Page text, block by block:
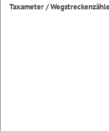
Taxameter /